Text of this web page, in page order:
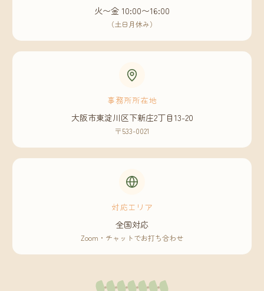
火〜金 10:00〜16:00
（土日月休み）
事務所所在地
大阪市東淀川区下新庄2丁目13-20
〒533-0021
対応エリア
全国対応
Zoom・チャットでお打ち合わせ